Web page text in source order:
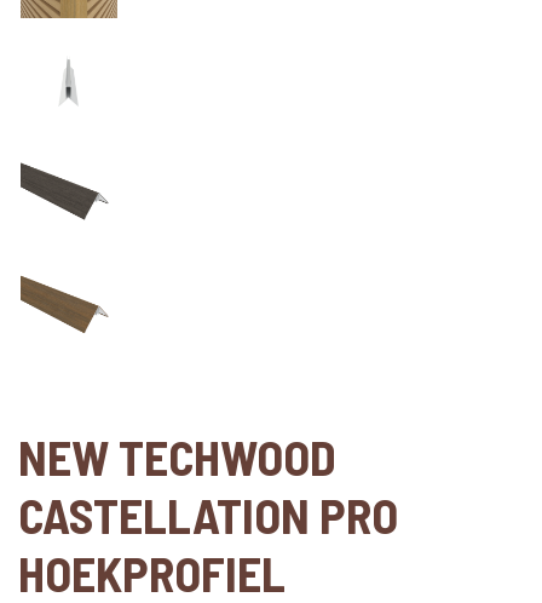
NEW TECHWOOD
CASTELLATION PRO
HOEKPROFIEL